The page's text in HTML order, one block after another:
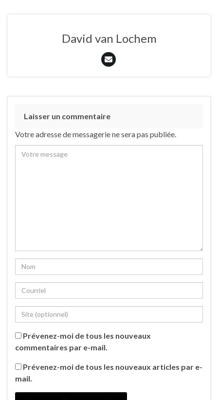
David van Lochem
Laisser un commentaire
Votre adresse de messagerie ne sera pas publiée.
Prévenez-moi de tous les nouveaux
commentaires par e-mail.
Prévenez-moi de tous les nouveaux articles par e-
mail.